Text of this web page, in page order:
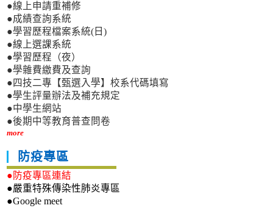
●線上申請重補修
●成績查詢系統
●學習歷程檔案系統(日)
●線上選課系統
●學習歷程（夜）
●學雜費繳費及查詢
●四技二專【甄選入學】校系代碼填寫
●學生評量辦法及補充規定
●中學生網站
●後期中等教育普查問卷
more
防疫專區
●防疫專區連結
●嚴重特殊傳染性肺炎專區
●Google meet